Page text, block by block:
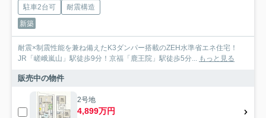
駐車2台可
耐震構造
新築
耐震×制震性能を兼ね備えたK3ダンパー搭載のZEH水準省エネ住宅！
JR「嵯峨嵐山」駅徒歩9分！京福「鹿王院」駅徒歩5分... もっと見る
販売中の物件
2号地
4,899万円